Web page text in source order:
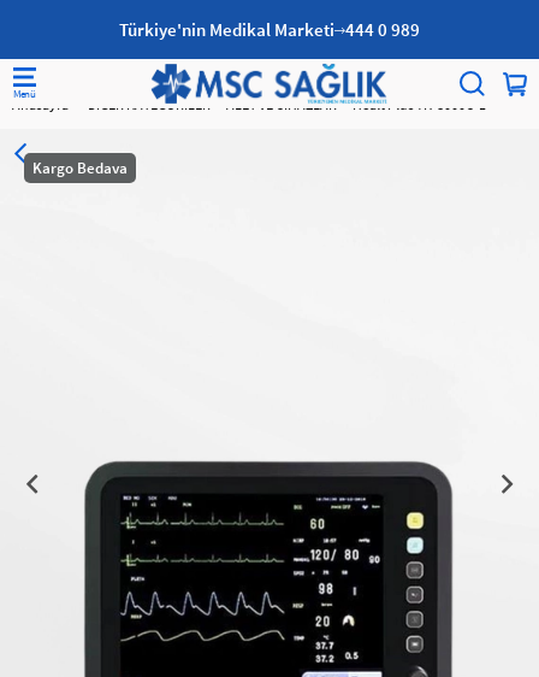
Türkiye'nin Medikal Marketi 444 0 989
Anasayfa DİĞER KATEGORİLER ALET VE CİHAZLAR Healt Plus YK-8000C-1
Kargo Bedava